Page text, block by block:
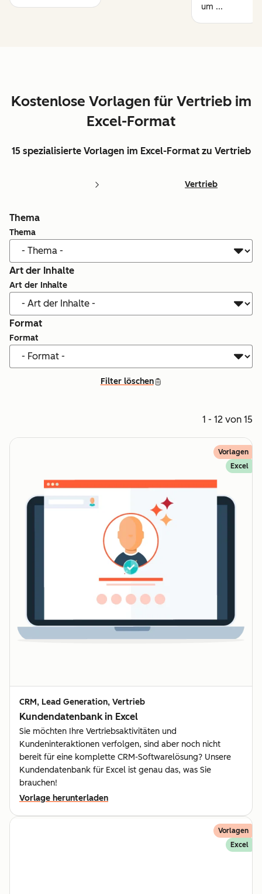
um ...
Kostenlose Vorlagen für Vertrieb im
Excel-Format
15 spezialisierte Vorlagen im Excel-Format zu Vertrieb
Vertrieb
Thema
Thema
Art der Inhalte
Art der Inhalte
Format
Format
Filter löschen
1 - 12 von 15
Vorlagen
Excel
CRM, Lead Generation, Vertrieb
Kundendatenbank in Excel
Sie möchten Ihre Vertriebsaktivitäten und
Kundeninteraktionen verfolgen, sind aber noch nicht
bereit für eine komplette CRM-Softwarelösung? Unsere
Kundendatenbank für Excel ist genau das, was Sie
brauchen!
Vorlage herunterladen
Vorlagen
Excel